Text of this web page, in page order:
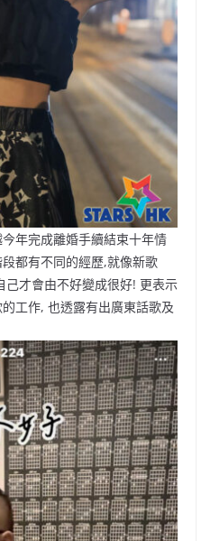
年完成離婚手續結束十年情
都有不同的經歷,就像新歌
己才會由不好變成很好! 更表示
工作, 也透露有出廣東話歌及